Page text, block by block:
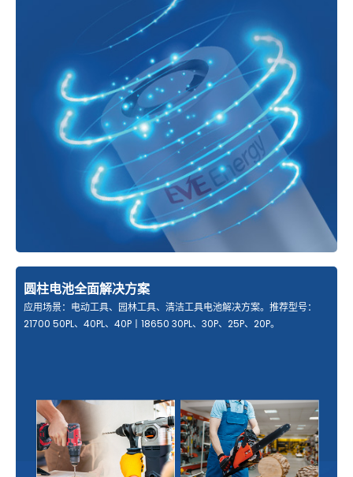
圆柱电池全面解决方案
应用场景：电动工具、园林工具、清洁工具电池解决方案。推荐型号：
21700 50PL、40PL、40P丨18650 30PL、30P、25P、20P。